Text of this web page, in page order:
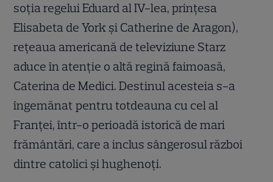
soția regelui Eduard al IV-lea, prințesa
Elisabeta de York și Catherine de Aragon),
rețeaua americană de televiziune Starz
aduce în atenție o altă regină faimoasă,
Caterina de Medici. Destinul acesteia s-a
îngemănat pentru totdeauna cu cel al
Franței, într-o perioadă istorică de mari
frământări, care a inclus sângerosul război
dintre catolici și hughenoți.